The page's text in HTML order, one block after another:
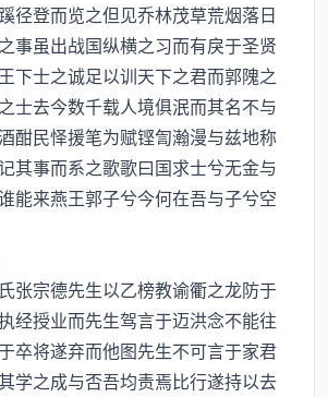
径登而览之但见乔林茂草荒烟落日
事虽出战国纵横之习而有戾于圣贤
下士之诚足以训天下之君而郭隗之
士去今数千载人境俱泯而其名不与
酣民怿援笔为赋铿訇瀚漫与兹地称
其事而系之歌歌曰国求士兮无金与
能来燕王郭子兮今何在吾与子兮空
宗德先生以乙榜教谕衢之龙防于
经授业而先生驾言于迈洪念不能往
卒将遂弃而他图先生不可言于家君
学之成与否吾均责焉比行遂持以去